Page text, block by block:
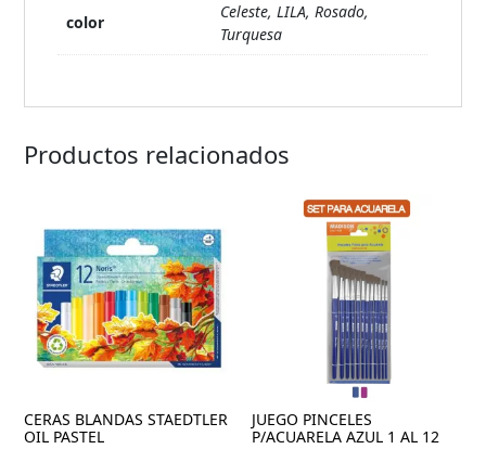
color
Celeste, LILA, Rosado,
Turquesa
Productos relacionados
CERAS BLANDAS STAEDTLER
OIL PASTEL
JUEGO PINCELES
P/ACUARELA AZUL 1 AL 12